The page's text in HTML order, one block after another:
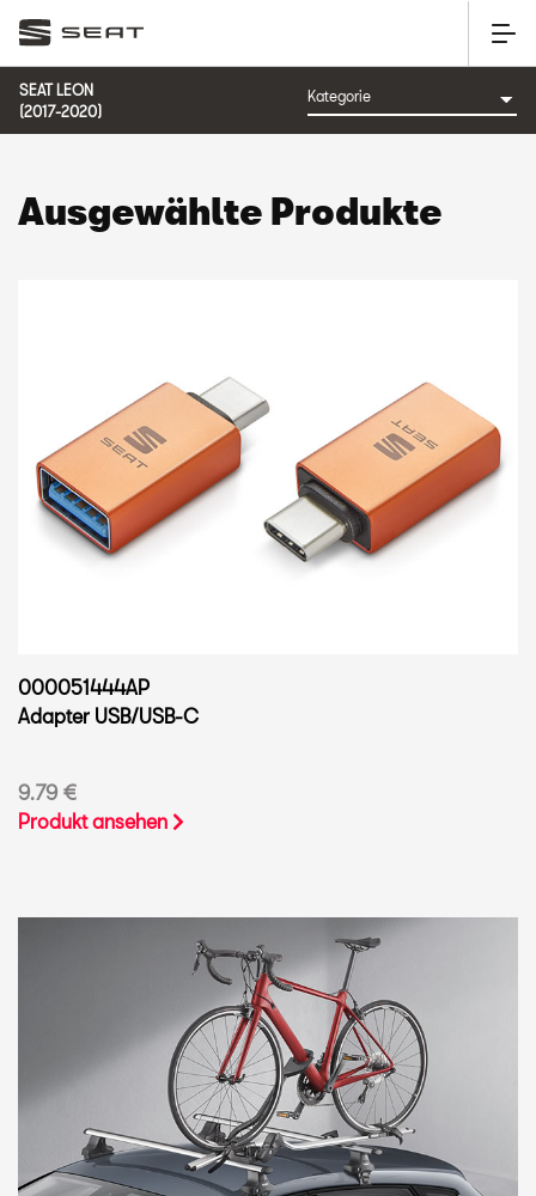
SEAT LEON
(2017-2020)
Ausgewählte Produkte
000051444AP
Adapter USB/USB-C
9.79 €
Produkt ansehen